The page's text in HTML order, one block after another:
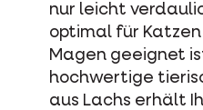
nur leicht
optimal für
Magen geeignet
hochwertige
aus Lachs erhält